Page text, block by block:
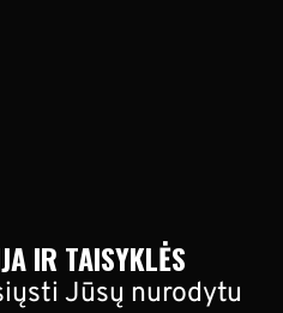
IR TAISYKLĖS
Jūsų nurodytu